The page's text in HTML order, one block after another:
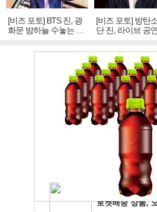
[비즈 포토] BTS 진, 광
화문 밤하늘 수놓는 '비
주얼 킹'의 열창
[비즈 포토] 방탄
단 진, 라이브 공
빛나는 독보적 아